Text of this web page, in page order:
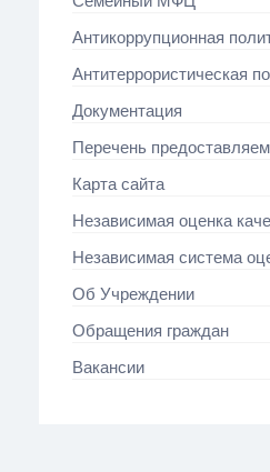
Антикоррупционная
Антитеррористическая
Документация
Перечень
Карта сайта
Независимая оценка
Независимая система
Об Учреждении
Обращения граждан
Вакансии